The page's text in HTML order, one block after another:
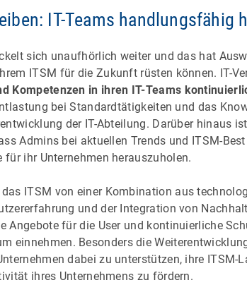
IT-Teams handlungsfähig
sich unaufhörlich weiter und das hat
ITSM für die Zukunft rüsten können. IT-
Kompetenzen in ihren IT-Teams
bei Standardtätigkeiten und das
der IT-Abteilung. Darüber hinaus
Admins bei aktuellen Trends und ITSM-
für ihr Unternehmen herauszuholen.
ITSM von einer Kombination aus
und der Integration von
Angebote für die User und kontinuierliche
einnehmen. Besonders die
dabei zu unterstützen, ihre
ihres Unternehmens zu fördern.